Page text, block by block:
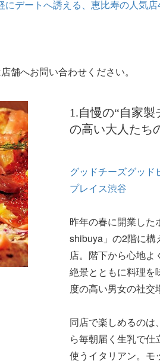
にデートへ誘える、恵比寿の人気店
舗へお問い合わせください。
1.自慢の“自家製
の高い大人たち
グッドチーズグッド
プレイス渋谷
昨年の春に開業し
shibuya」の2階に構
店。階下から心地
絶景とともに料理を
度の高い男女の社交
同店で楽しめるのは
ら毎朝届く生乳で仕
使うイタリアン。モ